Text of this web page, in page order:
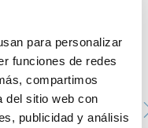
para personalizar
funciones de redes
compartimos
del sitio web con
publicidad y análisis